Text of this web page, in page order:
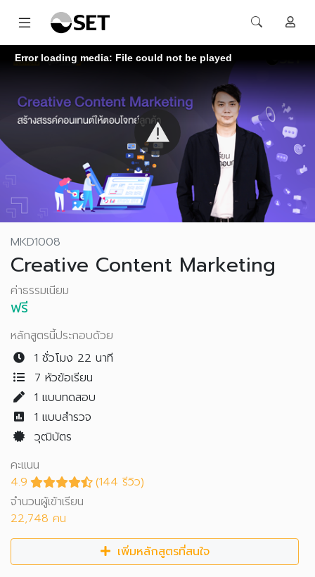
Error loading media: File could not be played
MKD1008
Creative Content Marketing
ค่าธรรมเนียม
ฟรี
หลักสูตรนี้ประกอบด้วย
1 ชั่วโมง 22 นาที
7 หัวข้อเรียน
1 แบบทดสอบ
1 แบบสำรวจ
วุฒิบัตร
คะแนน
4.9
(144 รีวิว)
จำนวนผู้เข้าเรียน
22,748 คน
เพิ่มหลักสูตรที่สนใจ